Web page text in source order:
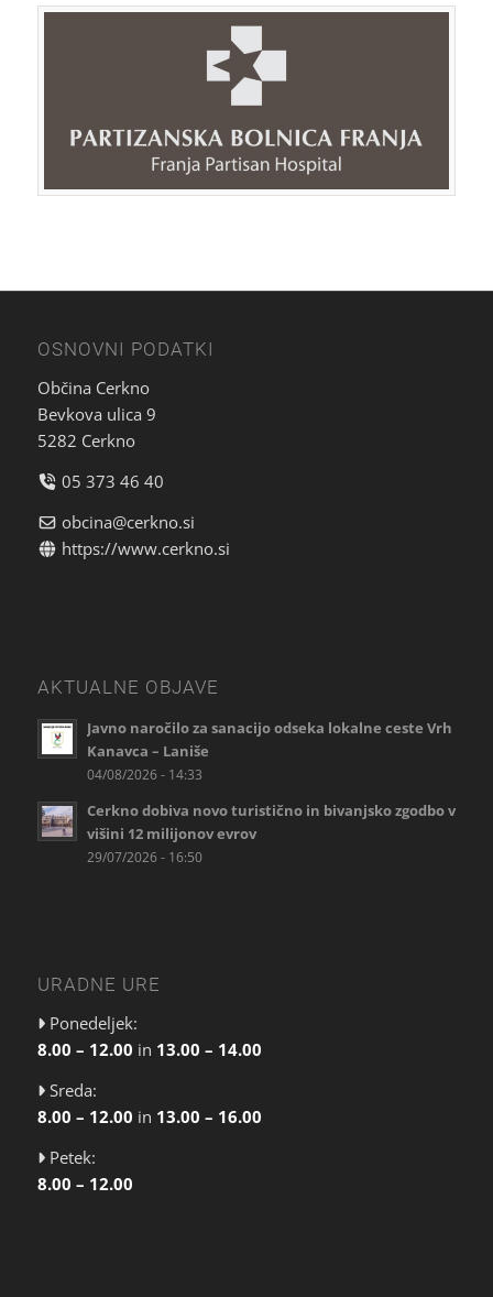
OSNOVNI PODATKI
Občina Cerkno
Bevkova ulica 9
5282 Cerkno
05 373 46 40
obcina@cerkno.si
https://www.cerkno.si
AKTUALNE OBJAVE
Javno naročilo za sanacijo odseka lokalne ceste Vrh
Kanavca – Laniše
04/08/2026 - 14:33
Cerkno dobiva novo turistično in bivanjsko zgodbo v
višini 12 milijonov evrov
29/07/2026 - 16:50
URADNE URE
Ponedeljek:
8.00 – 12.00 in 13.00 – 14.00
Sreda:
8.00 – 12.00 in 13.00 – 16.00
Petek:
8.00 – 12.00